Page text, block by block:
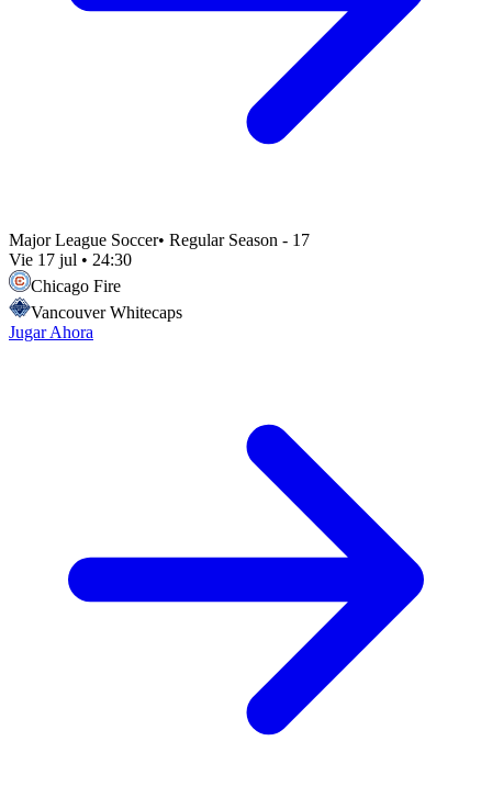
Major League Soccer• Regular Season - 17
Vie 17 jul • 24:30
Chicago Fire
Vancouver Whitecaps
Jugar Ahora